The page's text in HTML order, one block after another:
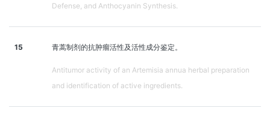
Defense, and Anthocyanin Synthesis.
15 青蒿制剂的抗肿瘤活性及活性成分鉴定。
Antitumor activity of an Artemisia annua herbal preparation
and identification of active ingredients.